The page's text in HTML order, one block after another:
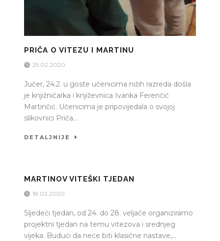
PRIČA O VITEZU I MARTINU
25.02.2020.
Jučer, 24.2. u goste učenicima nižih razreda došla
je knjižničarka i književnica Ivanka Ferenčić
Martinčić. Učenicima je pripovijedala o svojoj
slikovnici Priča...
DETALJNIJE
MARTINOV VITEŠKI TJEDAN
18.02.2020.
Sljedeći tjedan, od 24. do 28. veljače organiziramo
projektni tjedan na temu vitezova i srednjeg
vijeka. Budući da neće biti klasične nastave,...